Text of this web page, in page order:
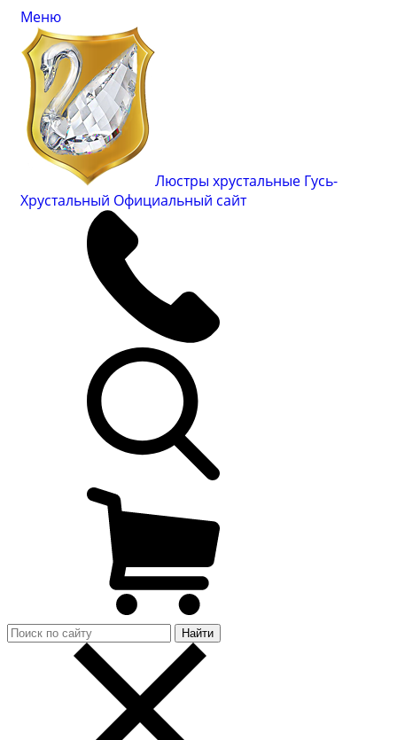
Меню
Люстры хрустальные Гусь-
Хрустальный Официальный сайт
Найти